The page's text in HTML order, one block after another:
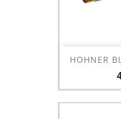
HOHNER